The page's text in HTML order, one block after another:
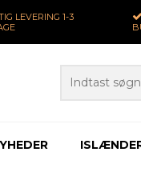
LEVERING 1-3